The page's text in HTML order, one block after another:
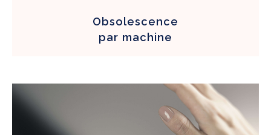
Obsolescence
par machine